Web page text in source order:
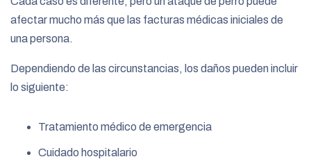
afectar mucho más que las facturas médicas iniciales de
una persona.
Dependiendo de las circunstancias, los daños pueden incluir
lo siguiente:
Tratamiento médico de emergencia
Cuidado hospitalario